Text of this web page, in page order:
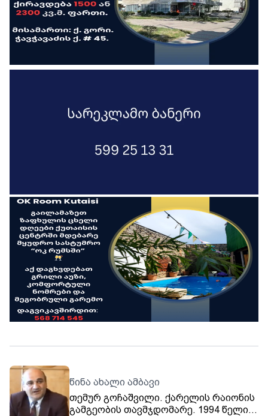
წინა ახალი ამბავი
თემურ გოჩაშვილი. ქარელის რაიონის
გამგეობის თავმჯდომარე. 1994 წელი.